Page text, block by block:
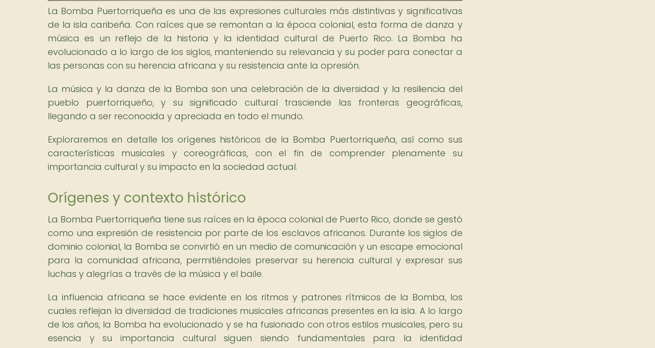
La Bomba Puertorriqueña es una de las expresiones culturales más distintivas y significativas
de la isla caribeña. Con raíces que se remontan a la época colonial, esta forma de danza y
música es un reflejo de la historia y la identidad cultural de Puerto Rico. La Bomba ha
evolucionado a lo largo de los siglos, manteniendo su relevancia y su poder para conectar a
las personas con su herencia africana y su resistencia ante la opresión.
La música y la danza de la Bomba son una celebración de la diversidad y la resiliencia del
pueblo puertorriqueño, y su significado cultural trasciende las fronteras geográficas,
llegando a ser reconocida y apreciada en todo el mundo.
Exploraremos en detalle los orígenes históricos de la Bomba Puertorriqueña, así como sus
características musicales y coreográficas, con el fin de comprender plenamente su
importancia cultural y su impacto en la sociedad actual.
Orígenes y contexto histórico
La Bomba Puertorriqueña tiene sus raíces en la época colonial de Puerto Rico, donde se gestó
como una expresión de resistencia por parte de los esclavos africanos. Durante los siglos de
dominio colonial, la Bomba se convirtió en un medio de comunicación y un escape emocional
para la comunidad africana, permitiéndoles preservar su herencia cultural y expresar sus
luchas y alegrías a través de la música y el baile.
La influencia africana se hace evidente en los ritmos y patrones rítmicos de la Bomba, los
cuales reflejan la diversidad de tradiciones musicales africanas presentes en la isla. A lo largo
de los años, la Bomba ha evolucionado y se ha fusionado con otros estilos musicales, pero su
esencia y su importancia cultural siguen siendo fundamentales para la identidad